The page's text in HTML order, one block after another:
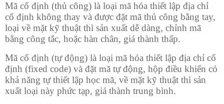
Mã cố định (thủ công) là loại mã hóa thiết lập địa chỉ
cố định không thay và được đặt mã thủ công bằng tay,
loại về mặt kỹ thuật thì sản xuất dễ dàng, chỉnh mã
bằng công tắc, hoặc hàn chân, giá thành thấp.
Mã cố định (tự động) là loại mã hóa thiết lập địa chỉ cố
định (fixed code) và đặt mã tự động, hộp điều khiển có
khả năng tự thiết lập học mã, về mặt kỹ thuật thì sản
xuất loại này phức tạp, giá thành trung bình.